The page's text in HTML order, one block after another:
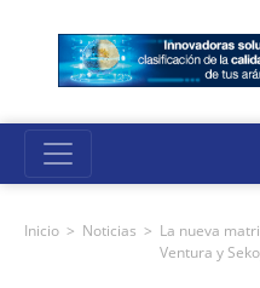
Inicio > Noticias > La nueva
Ventura y